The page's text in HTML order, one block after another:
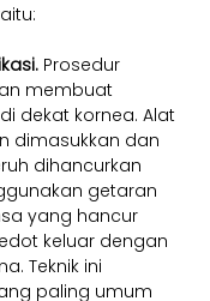
Prosedur
membuat
dekat kornea. Alat
dimasukkan dan
dihancurkan
getaran
yang hancur
keluar dengan
Teknik ini
paling umum